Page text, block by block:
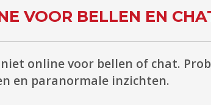
VOOR BELLEN EN
niet online voor bellen of chat.
en paranormale inzichten.